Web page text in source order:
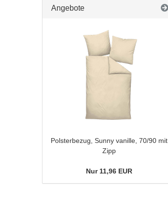
Angebote
Polsterbezug, Sunny vanille, 70/90 mit
Zipp
Nur 11,96 EUR